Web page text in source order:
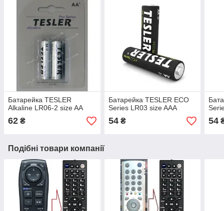
Батарейка TESLER
Alkaline LR06-2 size AA
62 ₴
Батарейка TESLER ECO
Series LR03 size AAA
54₴ 54
Подібні товари компанії